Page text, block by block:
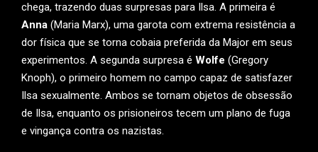
chega, trazendo duas surpresas para Ilsa. A primeira é
Anna (Maria Marx), uma garota com extrema resistência a
dor física que se torna cobaia preferida da Major em seus
experimentos. A segunda surpresa é Wolfe (Gregory
Knoph), o primeiro homem no campo capaz de satisfazer
Ilsa sexualmente. Ambos se tornam objetos de obsessão
de Ilsa, enquanto os prisioneiros tecem um plano de fuga
e vingança contra os nazistas.